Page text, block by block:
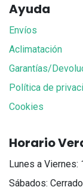
Ayuda
Envíos
Aclimatación
Garantías/
Política de
Cookies
Horario
Lunes a Viernes:
Sábados: Cerrado